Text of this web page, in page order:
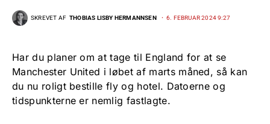
SKREVET AF THOBIAS LISBY HERMANNSEN 6. FEBRUAR 2024 9:27
Har du planer om at tage til England for at se
Manchester United i løbet af marts måned, så kan
du nu roligt bestille fly og hotel. Datoerne og
tidspunkterne er nemlig fastlagte.